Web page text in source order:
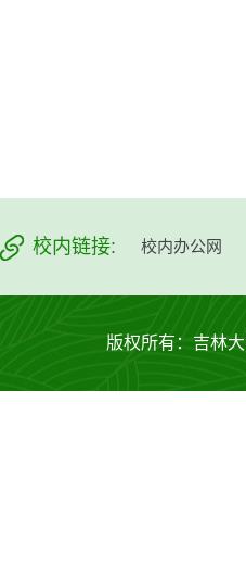
校内链接: 校内办公网
版权所有：吉